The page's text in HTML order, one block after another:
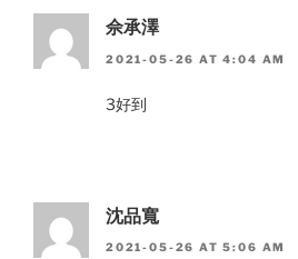
佘承澤
2021-05-26 AT 4:04 AM
3好到
沈品寬
2021-05-26 AT 5:06 AM